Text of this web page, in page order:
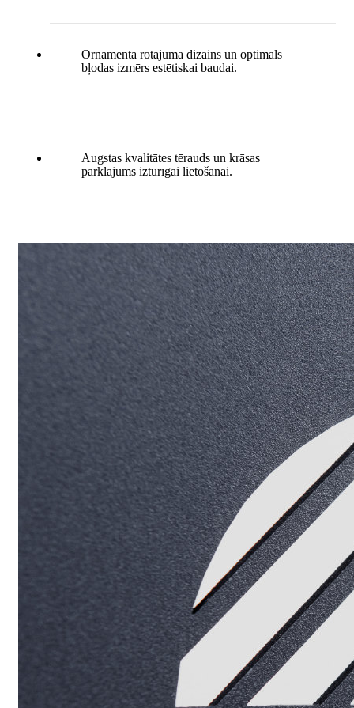
Ornamenta rotājuma dizains un optimāls
bļodas izmērs estētiskai baudai.
Augstas kvalitātes tērauds un krāsas
pārklājums izturīgai lietošanai.